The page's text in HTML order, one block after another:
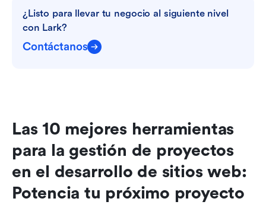
¿Listo para llevar tu negocio al siguiente nivel
con Lark?
Contáctanos
Las 10 mejores herramientas
para la gestión de proyectos
en el desarrollo de sitios web:
Potencia tu próximo proyecto